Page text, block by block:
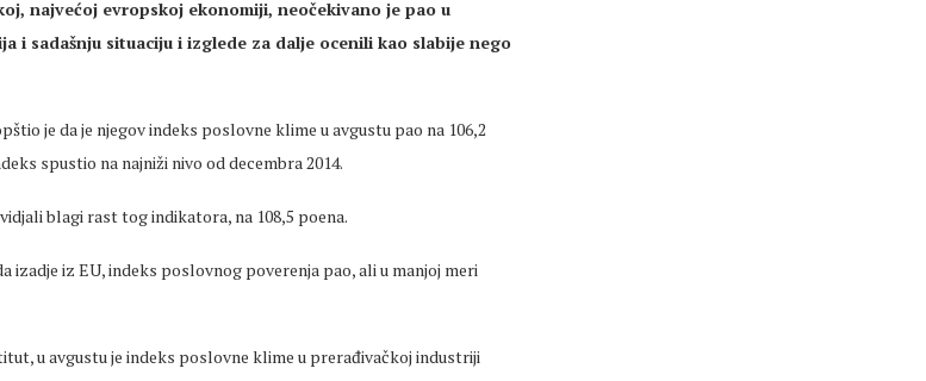
najvećoj evropskoj ekonomiji, neočekivano je pao u
i sadašnju situaciju i izglede za dalje ocenili kao slabije nego
je da je njegov indeks poslovne klime u avgustu pao na 106,2
spustio na najniži nivo od decembra 2014.
blagi rast tog indikatora, na 108,5 poena.
izadje iz EU, indeks poslovnog poverenja pao, ali u manjoj meri
u avgustu je indeks poslovne klime u prerađivačkoj industriji